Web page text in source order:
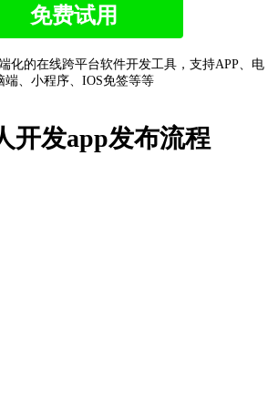
免费试用
化的在线跨平台软件开发工具，支持APP、电
端、小程序、IOS免签等等
开发app发布流程